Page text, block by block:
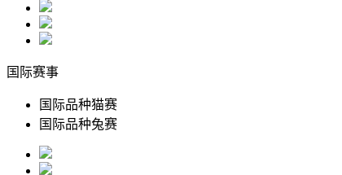
国际赛事
国际品种猫赛
国际品种兔赛